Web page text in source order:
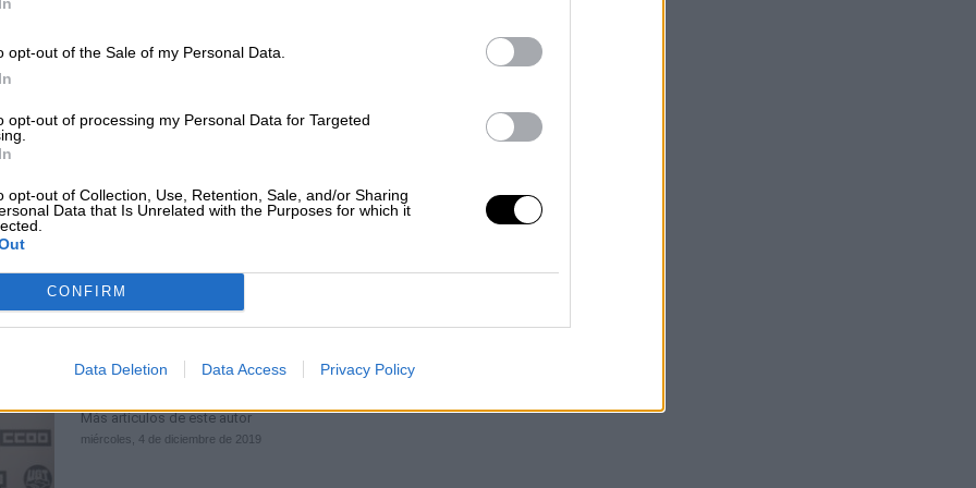
opt-out of the Sale of my Personal Data.
opt-out of processing my Personal Data for Targeted
opt-out of Collection, Use, Retention, Sale, and/or Sharing
Data that Is Unrelated with the Purposes for which it
CONFIRM
Data Deletion Data Access Privacy Policy
reuniones con 180 colectivos y agentes
Más artículos de este autor
Los líderes de UGT y CCOO visitan a
en el desbloqueo de la investidura
Más artículos de este autor
miércoles, 4 de diciembre de 2019